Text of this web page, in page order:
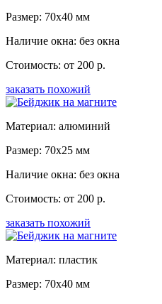
Размер: 70x40 мм
Наличие окна: без окна
Стоимость: от 200 р.
заказать похожий
Материал: алюминий
Размер: 70x25 мм
Наличие окна: без окна
Стоимость: от 200 р.
заказать похожий
Материал: пластик
Размер: 70x40 мм